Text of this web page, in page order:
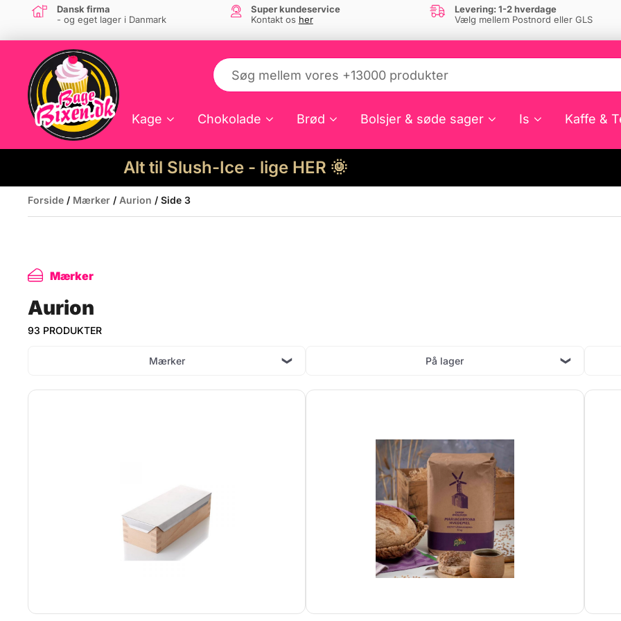
Dansk firma
- og eget lager i Danmark
Super kundeservice
Kontakt os her
Levering: 1-2 hverdage
Vælg mellem Postnord eller GLS
Kage Chokolade Brød Bolsjer & søde sager Is Kaffe &
Alt til Slush-Ice - lige HER 🌞
Forside / Mærker / Aurion / Side 3
Mærker
Aurion
93 PRODUKTER
Mærker På lager